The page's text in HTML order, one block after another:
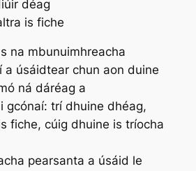
déag
is fiche
na mbunuimhreacha
a úsáidtear chun aon duine
ná dáréag a
gcónaí: trí dhuine dhéag,
fiche, cúig dhuine is tríocha
pearsanta a úsáid le